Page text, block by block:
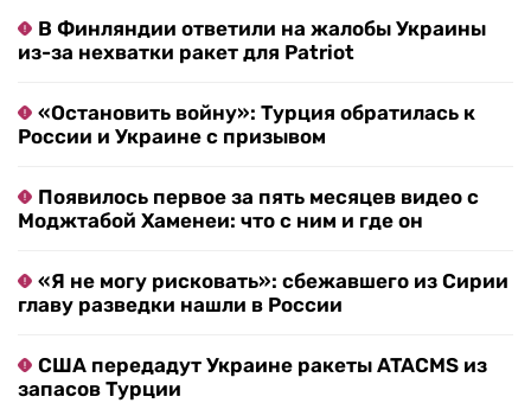
В Финляндии ответили на жалобы Украины
из-за нехватки ракет для Patriot
«Остановить войну»: Турция обратилась к
России и Украине с призывом
Появилось первое за пять месяцев видео с
Моджтабой Хаменеи: что с ним и где он
«Я не могу рисковать»: сбежавшего из Сирии
главу разведки нашли в России
США передадут Украине ракеты ATACMS из
запасов Турции